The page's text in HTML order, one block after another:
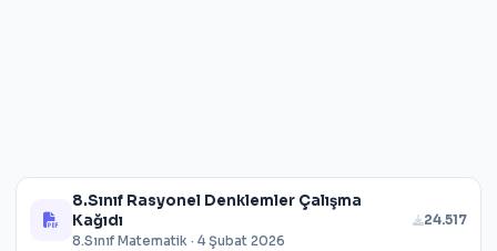
8.Sınıf Rasyonel Denklemler Çalışma
Kağıdı
8.Sınıf Matematik · 4 Şubat 2026
24.517